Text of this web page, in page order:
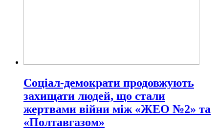
Соціал-демократи продовжують
захищати людей, що стали
жертвами війни між «ЖЕО №2» та
«Полтавгазом»